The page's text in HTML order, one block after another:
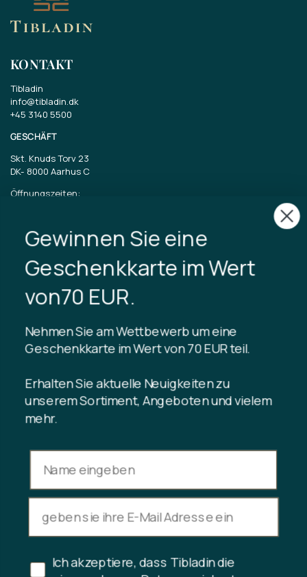
KONTAKT
Tibladin
info@tibladin.dk
+45 3140 5500
GESCHÄFT
Skt. Knuds Torv 23
DK- 8000 Aarhus C
Öffnungszeiten:
CVR: 40875743
TIBLADIN
Über Tibladin
Nachhaltige Produktion
Kundenclub registrieren
Kontaktiere uns
INFORMATION
Handelsbedingungen
Datenschutzrichtlinie
Copyright © 2024 Tibladin – Alle Rechte vorbehalten
Gewinnen Sie eine
Geschenkkarte im Wert
von70 EUR.
Nehmen Sie am Wettbewerb um eine
Geschenkkarte im Wert von 70 EUR teil.
Erhalten Sie aktuelle Neuigkeiten zu
unserem Sortiment, Angeboten und vielem
mehr.
Ich akzeptiere, dass Tibladin die